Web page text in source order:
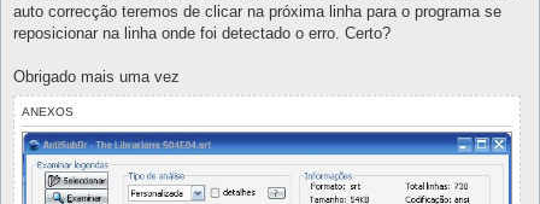
auto correcção teremos de clicar na próxima linha para o programa se
reposicionar na linha onde foi detectado o erro. Certo?
Obrigado mais uma vez
ANEXOS